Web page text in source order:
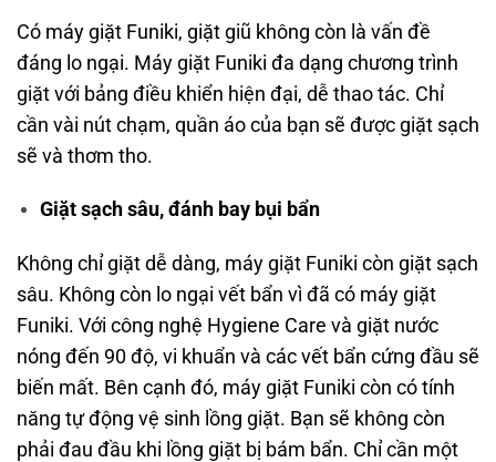
Có máy giặt Funiki, giặt giũ không còn là vấn đề
đáng lo ngại. Máy giặt Funiki đa dạng chương trình
giặt với bảng điều khiển hiện đại, dễ thao tác. Chỉ
cần vài nút chạm, quần áo của bạn sẽ được giặt sạch
sẽ và thơm tho.
Giặt sạch sâu, đánh bay bụi bẩn
Không chỉ giặt dễ dàng, máy giặt Funiki còn giặt sạch
sâu. Không còn lo ngại vết bẩn vì đã có máy giặt
Funiki. Với công nghệ Hygiene Care và giặt nước
nóng đến 90 độ, vi khuẩn và các vết bẩn cứng đầu sẽ
biến mất. Bên cạnh đó, máy giặt Funiki còn có tính
năng tự động vệ sinh lồng giặt. Bạn sẽ không còn
phải đau đầu khi lồng giặt bị bám bẩn. Chỉ cần một